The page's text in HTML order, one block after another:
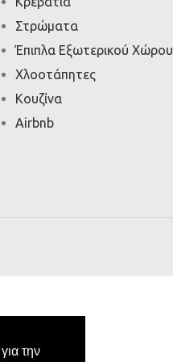
την
Στρώματα
Έπιπλα Εξωτερικού Χώρου
Χλοοτάπητες
Κουζίνα
Airbnb